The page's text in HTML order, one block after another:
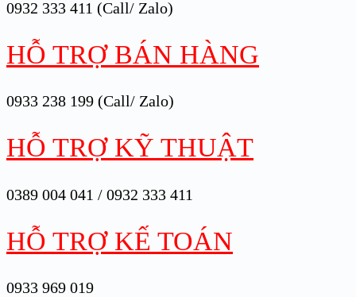
0932 333 411 (Call/ Zalo)
HỖ TRỢ BÁN HÀNG
0933 238 199 (Call/ Zalo)
HỖ TRỢ KỸ THUẬT
0389 004 041 / 0932 333 411
HỖ TRỢ KẾ TOÁN
0933 969 019